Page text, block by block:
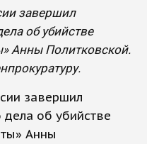
завершил
об убийстве
Анны Политковской.
завершил
дела об убийстве
Анны